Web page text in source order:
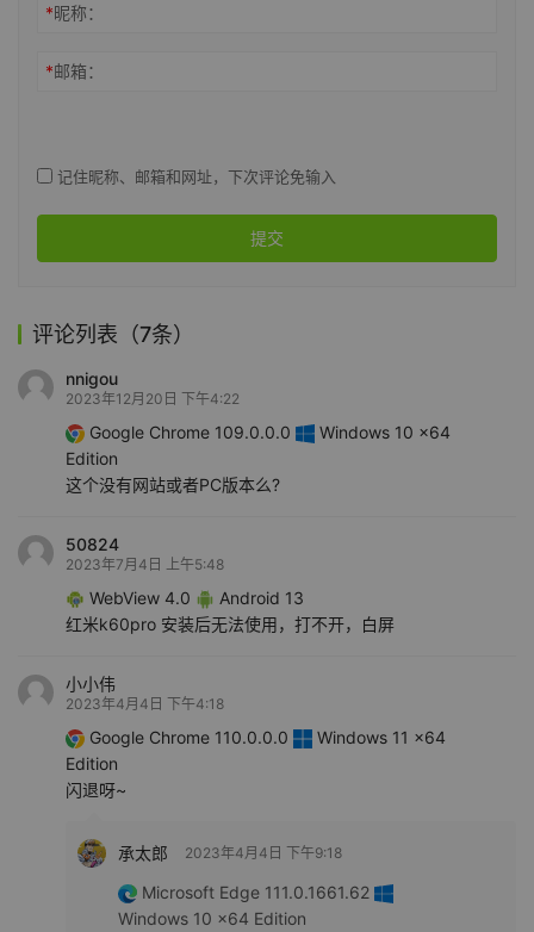
*昵称：
*邮箱：
记住昵称、邮箱和网址，下次评论免输入
提交
评论列表（7条）
nnigou
2023年12月20日 下午4:22
Google Chrome 109.0.0.0
Windows 10 x64
Edition
这个没有网站或者PC版本么?
50824
2023年7月4日 上午5:48
WebView 4.0
Android 13
红米k60pro 安装后无法使用，打不开，白屏
小小伟
2023年4月4日 下午4:18
Google Chrome 110.0.0.0
Windows 11 x64
Edition
闪退呀~
承太郎 2023年4月4日 下午9:18
Microsoft Edge 111.0.1661.62
Windows 10 x64 Edition